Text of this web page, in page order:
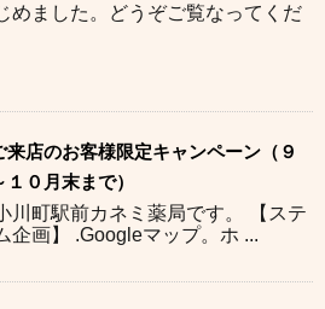
めました。どうぞご覧なってくだ
来店のお客様限定キャンペーン（９
１０月末まで）
川町駅前カネミ薬局です。 【ステ
企画】 .Googleマップ。ホ ...